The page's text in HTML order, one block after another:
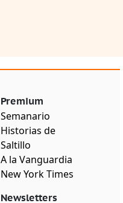
Premium
Semanario
Historias de
Saltillo
A la Vanguardia
New York Times
Newsletters